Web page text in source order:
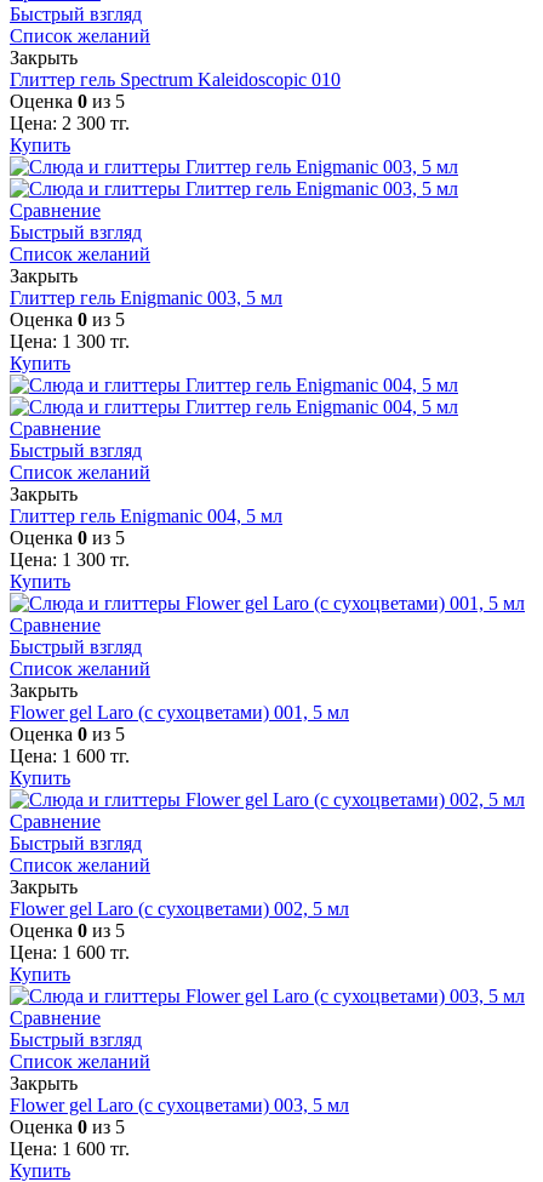
Быстрый взгляд
Список желаний
Закрыть
Глиттер гель Spectrum Kaleidoscopic 010
Оценка 0 из 5
Цена: 2 300 тг.
Купить
Сравнение
Быстрый взгляд
Список желаний
Закрыть
Глиттер гель Enigmanic 003, 5 мл
Оценка 0 из 5
Цена: 1 300 тг.
Купить
Сравнение
Быстрый взгляд
Список желаний
Закрыть
Глиттер гель Enigmanic 004, 5 мл
Оценка 0 из 5
Цена: 1 300 тг.
Купить
Сравнение
Быстрый взгляд
Список желаний
Закрыть
Flower gel Laro (с сухоцветами) 001, 5 мл
Оценка 0 из 5
Цена: 1 600 тг.
Купить
Сравнение
Быстрый взгляд
Список желаний
Закрыть
Flower gel Laro (с сухоцветами) 002, 5 мл
Оценка 0 из 5
Цена: 1 600 тг.
Купить
Сравнение
Быстрый взгляд
Список желаний
Закрыть
Flower gel Laro (с сухоцветами) 003, 5 мл
Оценка 0 из 5
Цена: 1 600 тг.
Купить